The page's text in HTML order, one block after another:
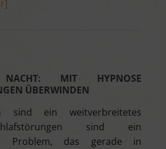
NACHT: MIT HYPNOSE
ÜBERWINDEN
sind ein weitverbreitetes
sind ein
Problem, das gerade in